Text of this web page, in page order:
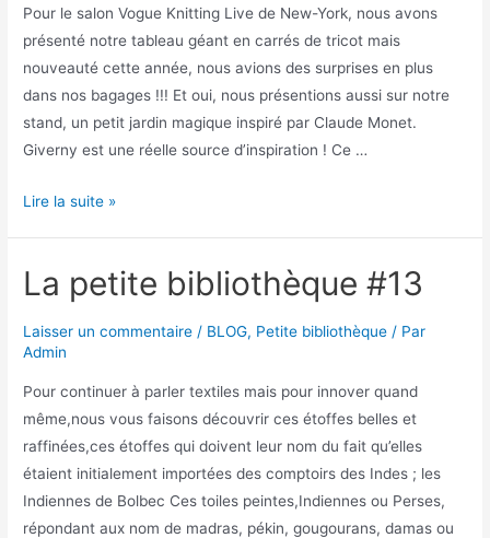
Pour le salon Vogue Knitting Live de New-York, nous avons
présenté notre tableau géant en carrés de tricot mais
nouveauté cette année, nous avions des surprises en plus
dans nos bagages !!! Et oui, nous présentions aussi sur notre
stand, un petit jardin magique inspiré par Claude Monet.
Giverny est une réelle source d’inspiration ! Ce …
Lire la suite »
La petite bibliothèque #13
Laisser un commentaire / BLOG, Petite bibliothèque / Par
Admin
Pour continuer à parler textiles mais pour innover quand
même,nous vous faisons découvrir ces étoffes belles et
raffinées,ces étoffes qui doivent leur nom du fait qu’elles
étaient initialement importées des comptoirs des Indes ; les
Indiennes de Bolbec Ces toiles peintes,Indiennes ou Perses,
répondant aux nom de madras, pékin, gougourans, damas ou